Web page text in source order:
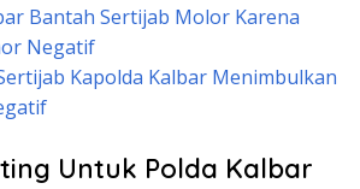
Bantah Sertijab Molor Karena
Negatif
Kapolda Kalbar Menimbulkan
Untuk Polda Kalbar